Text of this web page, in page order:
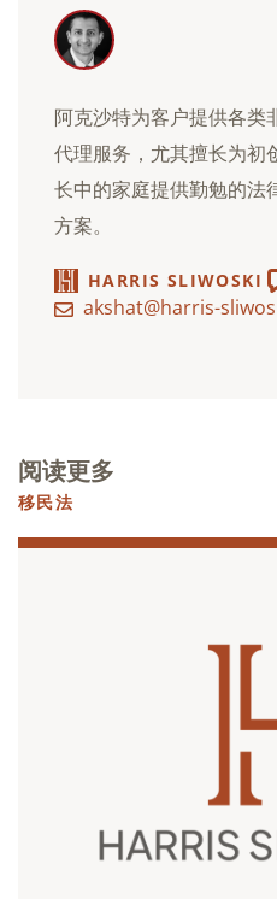
阿克沙特为客户提供各类
代理服务，尤其擅长为初
长中的家庭提供勤勉的法
方案。
HARRIS SLIWOSKI
akshat@harris-
阅读更多
移民法